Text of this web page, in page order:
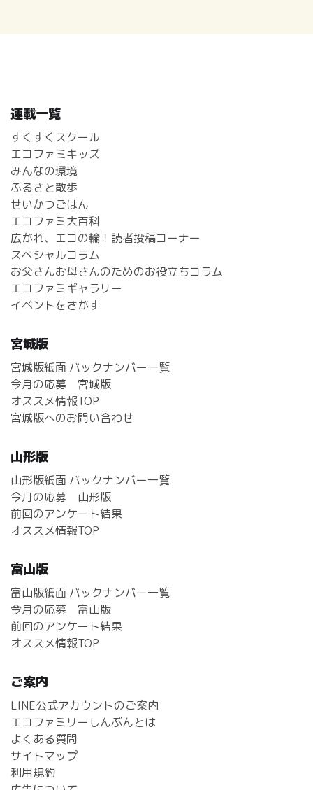
連載一覧
すくすくスクール
エコファミキッズ
みんなの環境
ふるさと散歩
せいかつごはん
エコファミ大百科
広がれ、エコの輪！読者投稿コーナー
スペシャルコラム
お父さんお母さんのためのお役立ちコラム
エコファミギャラリー
イベントをさがす
宮城版
宮城版紙面 バックナンバー一覧
今月の応募 宮城版
オススメ情報TOP
宮城版へのお問い合わせ
山形版
山形版紙面 バックナンバー一覧
今月の応募 山形版
前回のアンケート結果
オススメ情報TOP
富山版
富山版紙面 バックナンバー一覧
今月の応募 富山版
前回のアンケート結果
オススメ情報TOP
ご案内
LINE公式アカウントのご案内
エコファミリーしんぶんとは
よくある質問
サイトマップ
利用規約